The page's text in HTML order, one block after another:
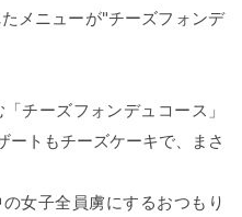
メニューが"チーズフォンデ
チーズフォンデュコース」
ートもチーズケーキで、まさ
女子全員虜にするおつもり